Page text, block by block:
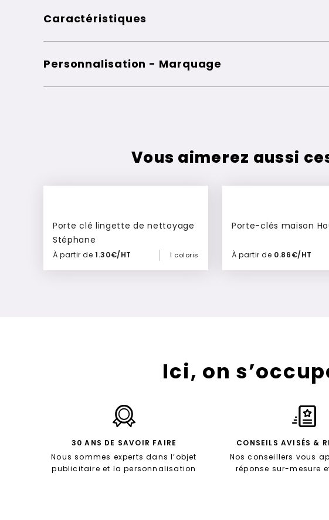
Caractéristiques
Personnalisation - Marquage
Vous aimerez aussi
Porte clé lingette de nettoyage
Stéphane
À partir de1.30€/HT 1 coloris
Ajouter à mon devis
Porte-clés maison
À partir de 0.86€/HT
Ajouter à mon
Ici, on
30 ANS DE SAVOIR FAIRE
Nous sommes experts dans l’objet
publicitaire et la personnalisation
CONSEILS AVISÉS &
Nos conseillers vous
réponse sur-mesure